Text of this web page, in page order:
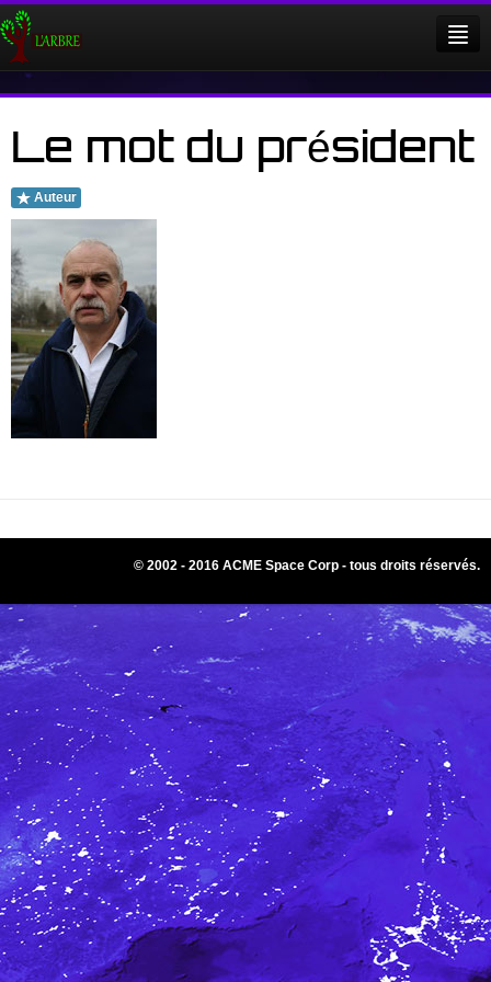
Evénements
Facebook
Login
Le mot du président
Auteur
© 2002 - 2016 ACME Space Corp - tous droits réservés.